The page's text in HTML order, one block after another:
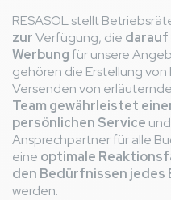
RESASOL stellt
zurVerfügung, die darauf
Werbungfür unsere
gehören die Erstellung
Versenden von
Team gewährleistet
persönlichen Service
Ansprechpartner für alle
eine optimale
den Bedürfnissen
werden.